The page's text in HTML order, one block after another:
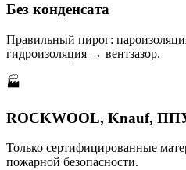
Без конденсата
Правильный пирог:
гидроизоляция → вентзазор.
🏭
ROCKWOOL, Knauf,
Только сертифицированные
пожарной безопасности.